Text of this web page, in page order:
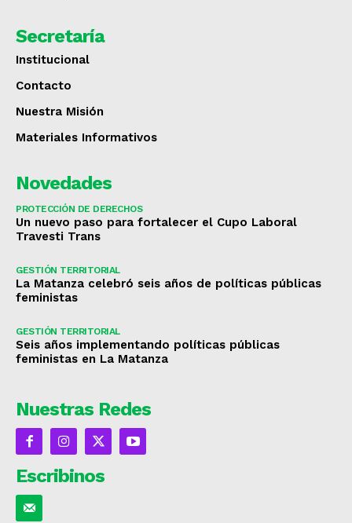
Secretaría
Institucional
Contacto
Nuestra Misión
Materiales Informativos
Novedades
PROTECCIÓN DE DERECHOS
Un nuevo paso para fortalecer el Cupo Laboral
Travesti Trans
GESTIÓN TERRITORIAL
La Matanza celebró seis años de políticas públicas
feministas
GESTIÓN TERRITORIAL
Seis años implementando políticas públicas
feministas en La Matanza
Nuestras Redes
Escribinos